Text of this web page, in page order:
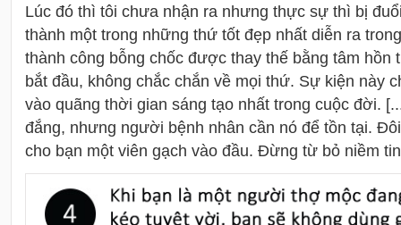
Lúc đó thì tôi chưa nhận ra nhưng thực sự thì bị
thành một trong những thứ tốt đẹp nhất diễn ra
thành công bỗng chốc được thay thế bằng tâm hồn
bắt đầu, không chắc chắn về mọi thứ. Sự kiện này
vào quãng thời gian sáng tạo nhất trong cuộc đời.
đắng, nhưng người bệnh nhân cần nó để tồn tại.
cho bạn một viên gạch vào đầu. Đừng từ bỏ niềm